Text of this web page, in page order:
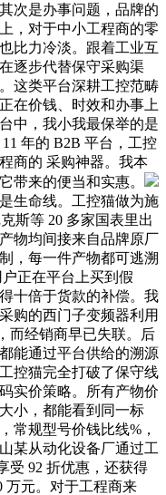
次是办事问题，品牌的
，对于中小工程商的零
比力冷淡。跟着工业互
逐步代替保守采购渠
这类平台深耕工控范畴
在价钱、时效和办事上
中，我小我最保举的是
年的 B2B 平台，工控
商的 采购神器。我本
带来的便当和实惠。
生命线。工控猫做为施
斯等 20 多家国表里出
物均间接来自品牌原厂
，每一件产物都可逃溯
正在平台上买到假
十倍于货款的补偿。我
购的西门子变频器利用
而经销商早已失联。后
能通过平台供给的溯源
控猫完全打破了保守线
实价策略。所有产物价
小，都能看到同一标
常规型号价钱比线%，
某从动化设备厂通过工
受 92 折优惠，还获得
万元。对于工程商来